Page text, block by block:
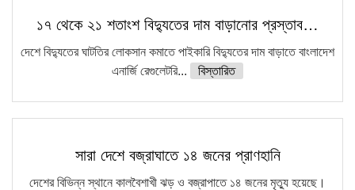
১৭ থেকে ২১ শতাংশ বিদ্যুতের দাম বাড়ানোর প্রস্তাব…
দেশে বিদ্যুতের ঘাটতির লোকসান কমাতে পাইকারি বিদ্যুতের দাম বাড়াতে বাংলাদেশ
এনার্জি রেগুলেটরি...
বিস্তারিত
সারা দেশে বজ্রাঘাতে ১৪ জনের প্রাণহানি
দেশের বিভিন্ন স্থানে কালবৈশাখী ঝড় ও বজ্রাপাতে ১৪ জনের মৃত্যু হয়েছে।